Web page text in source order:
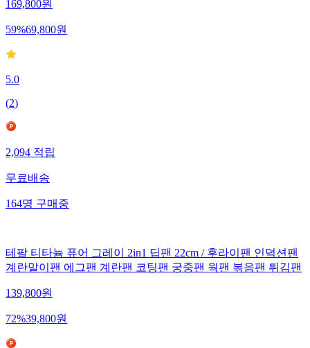
169,800원
59%69,800원
5.0
(2)
2,094적립
무료배송
164명구매중
테팔 티타늄 퓨어 그레이 2in1 딥팬 22cm / 후라이팬 인덕션팬
계란말이팬 에그팬 계란팬 코팅팬 궁중팬 웍팬 볶음팬 튀김팬
139,800원
72%39,800원